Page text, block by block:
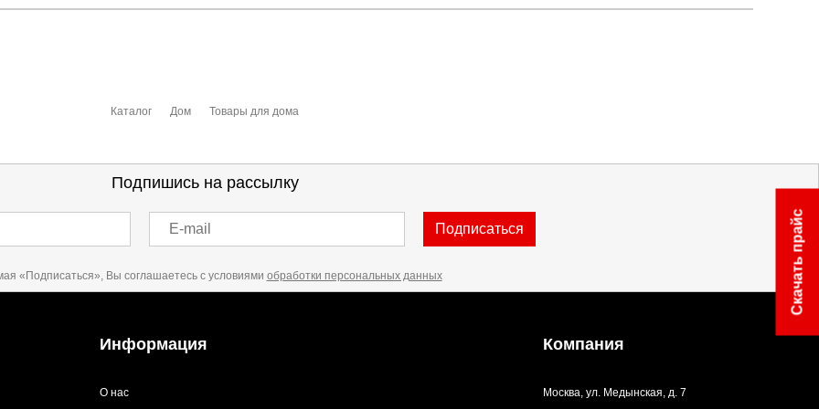
счета менеджером.
Каталог Дом Товары для дома
Подпишись на рассылку
E-mail Подписаться
«Подписаться», Вы соглашаетесь с условиями обработки персональных данных
Информация
О нас
Компания
Москва, ул. Медынская, д. 7
Скачать прайс